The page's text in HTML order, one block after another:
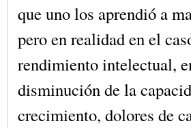
que uno los aprendió a
pero en realidad en el
rendimiento intelectual,
disminución de la
crecimiento, dolores de